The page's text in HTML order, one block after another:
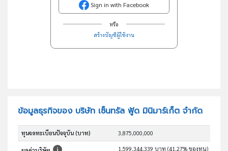
Sign in with Facebook
หรือ
สร้างบัญชีผู้ใช้งาน
ข้อมูลธุรกิจของ บริษัท เซ็นทรัล ฟู้ด มินิมาร์เก็ต จำกัด
ทุนจดทะเบียนปัจจุบัน (บาท) 3,875,000,000
1,599,344,339 บาท (41.27% ของทุน)